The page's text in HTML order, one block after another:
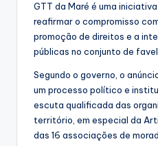
GTT da Maré é uma
reafirmar o compromisso
promoção de direitos e a
públicas no conjunto de
Segundo o governo, o
um processo político e
escuta qualificada das
território, em especial da
das 16 associações de